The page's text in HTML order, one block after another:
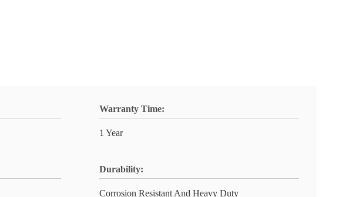
Warranty Time:
1 Year
Durability:
Corrosion Resistant And Heavy Duty